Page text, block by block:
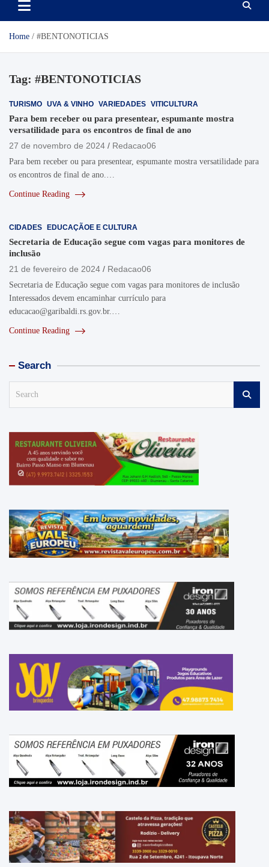
Home #BENTONOTICIAS
Tag: #BENTONOTICIAS
TURISMO UVA & VINHO VARIEDADES VITICULTURA
Para bem receber ou para presentear, espumante mostra
versatilidade para os encontros de final de ano
27 de novembro de 2024
Redacao06
Para bem receber ou para presentear, espumante mostra versatilidade para
os encontros de final de ano.…
Continue Reading
CIDADES EDUCAÇÃOE E CULTURA
Secretaria de Educação segue com vagas para monitores de
inclusão
21 de fevereiro de 2024
Redacao06
Secretaria de Educação segue com vagas para monitores de inclusão
Interessados devem encaminhar currículo para
educacao@garibaldi.rs.gov.br.…
Continue Reading
Search